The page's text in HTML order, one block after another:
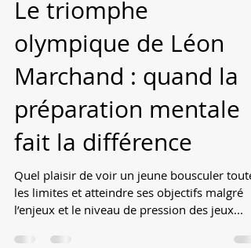
Stephane Fassetta
9 août 2024
3 min de lecture
Le triomphe
olympique de Léon
Marchand : quand la
préparation mentale
fait la différence